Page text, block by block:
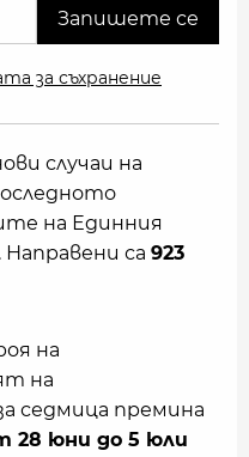
за съхранение
случаи на
на Единния
са 923
на
на
седмица премина
28 юни до 5 юли